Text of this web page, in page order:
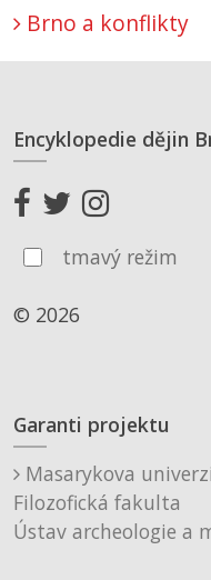
Brno a konflikty
Encyklopedie dějin
tmavý režim
© 2026
Garanti projektu
Masarykova
Filozofická fakulta
Ústav archeologie a